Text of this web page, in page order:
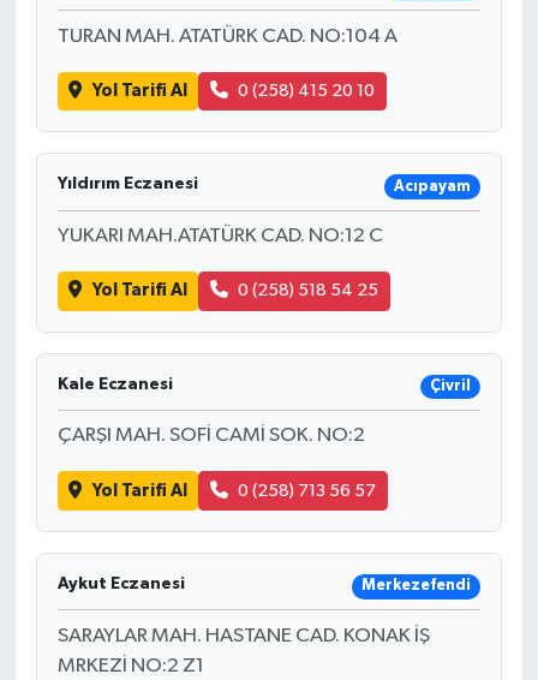
TURAN MAH. ATATÜRK CAD. NO:104 A
Yol Tarifi Al 0 (258) 415 20 10
Yıldırım Eczanesi Acıpayam
YUKARI MAH.ATATÜRK CAD. NO:12 C
Yol Tarifi Al 0 (258) 518 54 25
Kale Eczanesi Çivril
ÇARŞI MAH. SOFİ CAMİ SOK. NO:2
Yol Tarifi Al 0 (258) 713 56 57
Aykut Eczanesi Merkezefendi
SARAYLAR MAH. HASTANE CAD. KONAK İŞ
MRKEZİ NO:2 Z1